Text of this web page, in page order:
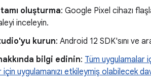
oluşturma: Google Pixel cihazı
inceleyin.
kurun: Android 12 SDK'sını ve
bilgi edinin: Tüm uygulamalar
uygulamanızı etkileymiş olabilecek